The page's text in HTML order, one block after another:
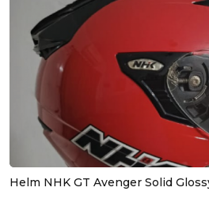
Helm NHK GT Avenger Solid